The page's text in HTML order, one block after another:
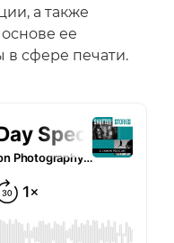
а также
ее
в сфере печати.